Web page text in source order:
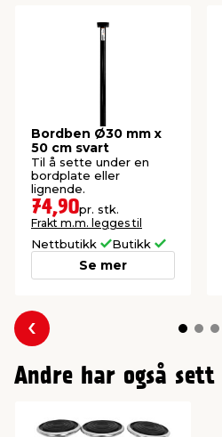
Bordben Ø30 mm x
50 cm svart
Til å sette under en
bordplate eller
lignende.
74,90pr. stk.
Frakt m.m. legges til
Nettbutikk Butikk
Se mer
Forrige
Andre har også sett